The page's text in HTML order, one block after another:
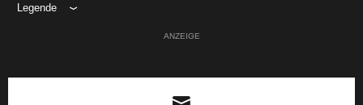
Legende
ANZEIGE